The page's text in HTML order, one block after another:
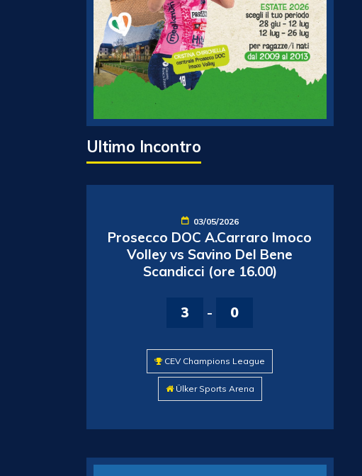
Ultimo Incontro
03/05/2026
Prosecco DOC A.Carraro Imoco
Volley vs Savino Del Bene
Scandicci (ore 16.00)
3 - 0
CEV Champions League
Ülker Sports Arena